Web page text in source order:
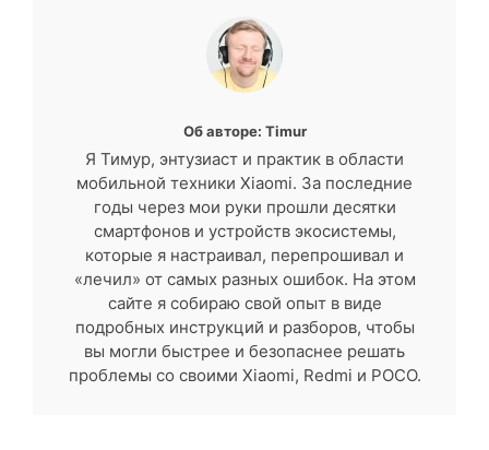
Об авторе: Timur
Я Тимур, энтузиаст и практик в области
мобильной техники Xiaomi. За последние
годы через мои руки прошли десятки
смартфонов и устройств экосистемы,
которые я настраивал, перепрошивал и
«лечил» от самых разных ошибок. На этом
сайте я собираю свой опыт в виде
подробных инструкций и разборов, чтобы
вы могли быстрее и безопаснее решать
проблемы со своими Xiaomi, Redmi и POCO.